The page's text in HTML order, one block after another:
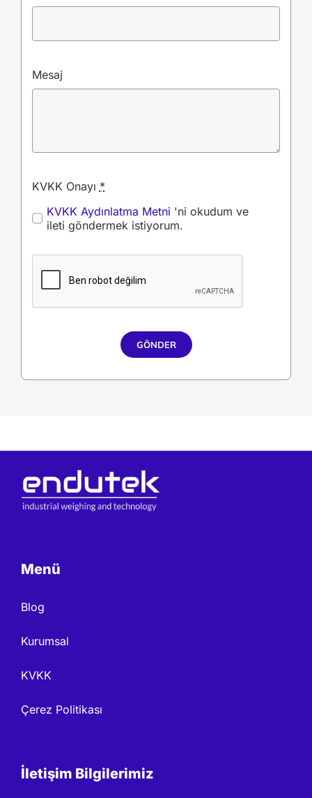
Mesaj
KVKK Onayı *
KVKK Aydınlatma Metni 'ni okudum ve
ileti göndermek istiyorum.
GÖNDER
Menü
Blog
Kurumsal
KVKK
Çerez Politikası
İletişim Bilgilerimiz